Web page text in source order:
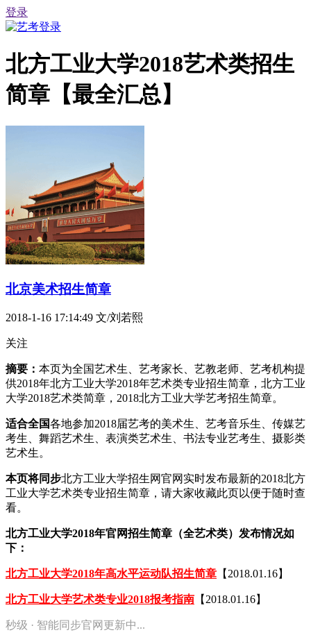
登录
北方工业大学2018艺术类招生
简章【最全汇总】
北京美术招生简章
2018-1-16 17:14:49 文/刘若熙
关注
摘要： 本页为全国艺术生、艺考家长、艺教老师、艺考机构提
供2018年北方工业大学2018年艺术类专业招生简章，北方工业
大学2018艺术类简章，2018北方工业大学艺考招生简章。
适合全国各地参加2018届艺考的美术生、艺考音乐生、传媒艺
考生、舞蹈艺术生、表演类艺术生、书法专业艺考生、摄影类
艺术生。
本页将同步北方工业大学招生网官网实时发布最新的2018北方
工业大学艺术类专业招生简章，请大家收藏此页以便于随时查
看。
北方工业大学2018年官网招生简章（全艺术类）发布情况如
下：
北方工业大学2018年高水平运动队招生简章 【2018.01.16】
北方工业大学艺术类专业2018报考指南 【2018.01.16】
秒级 · 智能同步官网更新中...